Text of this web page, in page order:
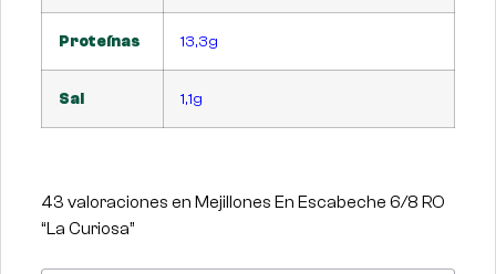
Proteínas 13,3g
Sal 1,1g
43 valoraciones en Mejillones En Escabeche 6/8 RO
“La Curiosa”